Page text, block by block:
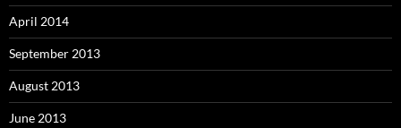
April 2014
September 2013
August 2013
June 2013